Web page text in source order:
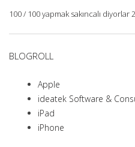
100 / 100 yapmak sakıncalı
BLOGROLL
Apple
ideatek Software &
iPad
iPhone